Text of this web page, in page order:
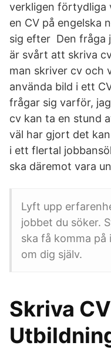
verkligen förtydliga
en CV på engelska
sig efter Den fråga
är svårt att skriva
man skriver cv och
använda bild i ett
frågar sig varför,
cv kan ta en stund
väl har gjort det
i ett flertal
ska däremot vara
Lyft upp
jobbet du söker.
ska få komma
om dig själv.
Skriva